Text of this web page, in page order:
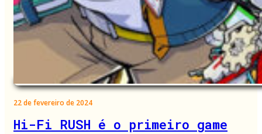
22 de fevereiro de 2024
Hi-Fi RUSH é o primeiro game